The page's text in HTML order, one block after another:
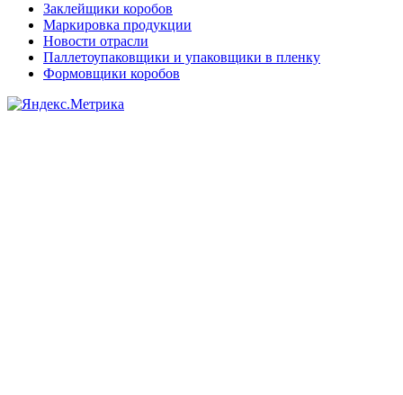
Заклейщики коробов
Маркировка продукции
Новости отрасли
Паллетоупаковщики и упаковщики в пленку
Формовщики коробов